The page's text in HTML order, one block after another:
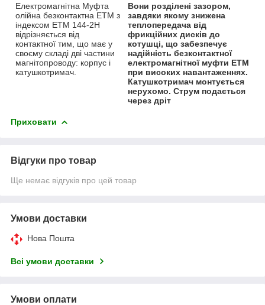
Електромагнітна Муфта
олійна безконтактна ЕТМ з
індексом ЕТМ 144-2Н
відрізняється від
контактної тим, що має у
своєму складі дві частини
магнітопроводу: корпус і
катушкотримач.
Вони розділені зазором,
завдяки якому знижена
теплопередача від
фрикційних дисків до
котушці, що забезпечує
надійність безконтактної
електромагнітної муфти ЕТМ
при високих навантаженнях.
Катушкотримач монтується
нерухомо. Струм подається
через дріт
Приховати
Відгуки про товар
Ще немає відгуків про цей товар
Умови доставки
Нова Пошта
Всі умови доставки
Умови оплати